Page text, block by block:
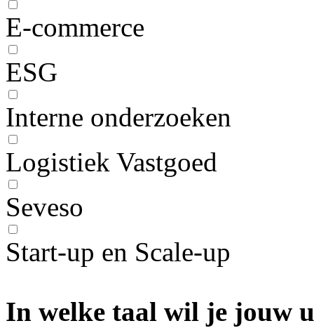
E-commerce
ESG
Interne onderzoeken
Logistiek Vastgoed
Seveso
Start-up en Scale-up
In welke taal wil je jouw